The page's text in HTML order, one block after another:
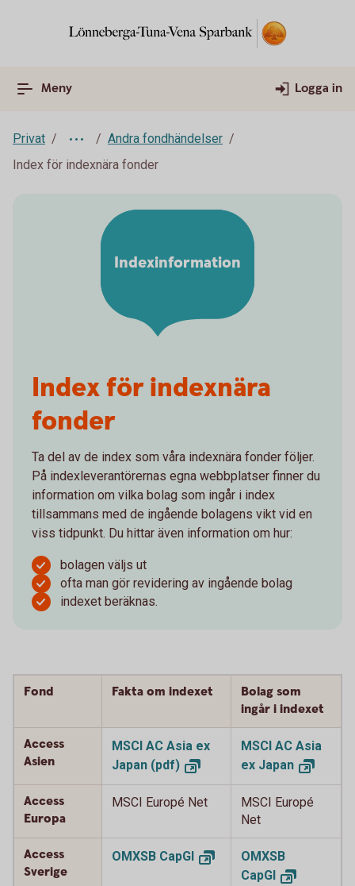
Meny Logga in
Privat
Andra fondhändelser
Index för indexnära fonder
Index för indexnära
fonder
Ta del av de index som våra indexnära fonder följer.
På indexleverantörernas egna webbplatser finner du
information om vilka bolag som ingår i index
tillsammans med de ingående bolagens vikt vid en
viss tidpunkt. Du hittar även information om hur:
bolagen väljs ut
ofta man gör revidering av ingående bolag
indexet beräknas.
Indexinformation
Fond Fakta om indexet
Bolag som
ingår i indexet
Access
Asien
MSCI AC Asia ex
Japan (pdf)
MSCI AC Asia
ex Japan
Access
Europa
MSCI Europé Net
MSCI Europé
Net
Access
Sverige
OMXSB CapGI
OMXSB
CapGI